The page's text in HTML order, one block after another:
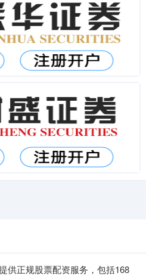
供正规股票配资服务，包括168